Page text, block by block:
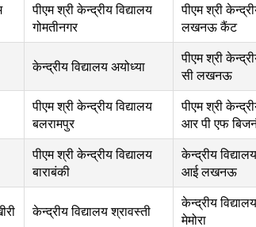
पीएम श्री केन्द्रीय विद्यालय
गोमतीनगर
पीएम श्री
लखनऊ कैंट
केन्द्रीय विद्यालय अयोध्या
पीएम श्री
सी लखनऊ
पीएम श्री केन्द्रीय विद्यालय
बलरामपुर
पीएम श्री
आर पी एफ
पीएम श्री केन्द्रीय विद्यालय
बाराबंकी
केन्द्रीय
आई लखनऊ
केन्द्रीय विद्यालय श्रावस्ती
केन्द्रीय
मेमोरा